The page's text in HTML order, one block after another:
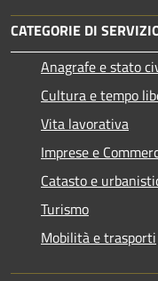
CATEGORIE DI
Anagrafe e stato
Cultura e tempo
Vita lavorativa
Imprese e
Catasto e
Turismo
Mobilità e trasporti